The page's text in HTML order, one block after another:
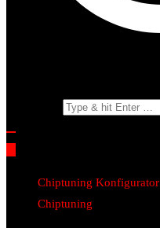
Chiptuning Konfigurator
Chiptuning